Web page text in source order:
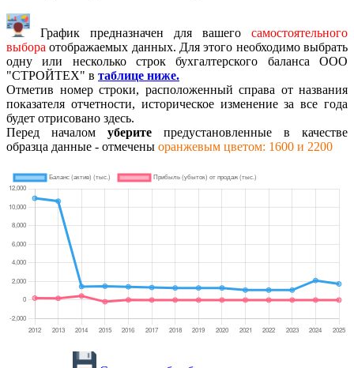
График предназначен для вашего самостоятельного
выбора отображаемых данных. Для этого необходимо выбрать
одну или несколько строк бухгалтерского баланса ООО
"СТРОЙТЕХ" в таблице ниже.
Отметив номер строки, расположенный справа от названия
показателя отчетности, историческое изменение за все года
будет отрисовано здесь.
Перед началом уберите предустановленные в качестве
образца данные - отмечены оранжевым цветом: 1600 и 2200